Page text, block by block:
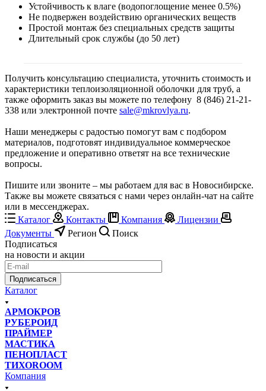
Устойчивость к влаге (водопоглощение менее 0.5%)
Не подвержен воздействию органических веществ
Простой монтаж без специальных средств защиты
Длительный срок службы (до 50 лет)
Получить консультацию специалиста, уточнить стоимость и
характеристики теплоизоляционной оболочки для труб, а
также оформить заказ вы можете по телефону 8 (846) 21-21-
338 или электронной почте sale@mkrovlya.ru.
Наши менеджеры с радостью помогут вам с подбором
материалов, подготовят индивидуальное коммерческое
предложение и оперативно ответят на все технические
вопросы.
Пишите или звоните – мы работаем для вас в Новосибирске.
Также вы можете связаться с нами через онлайн-чат на сайте
или в мессенджерах.
Каталог
Контакты Компания
Лицензии
Документы
Регион
Поиск
Подписаться
на новости и акции
Подписаться
Каталог
АРМОКРОВ
РУБЕРОИД
ПРАЙМЕР
МАСТИКА
ПЕНОПЛАСТ
ТИХОROOM
Компания